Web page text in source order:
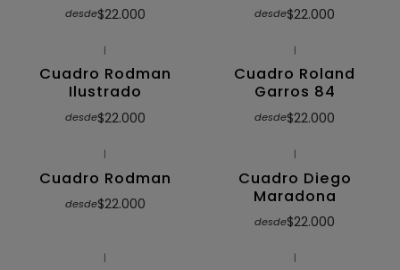
desde$22.000 desde$22.000
|
Cuadro Rodman
Ilustrado
desde$22.000
|
Cuadro Roland
Garros 84
desde$22.000
|
Cuadro Rodman
desde$22.000
|
Cuadro Diego
Maradona
desde$22.000
| |